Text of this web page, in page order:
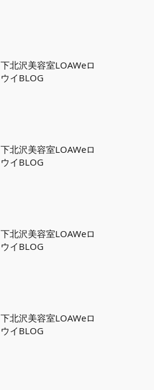
下北沢美容室LOAWeロ
ウイBLOG
下北沢美容室LOAWeロ
ウイBLOG
下北沢美容室LOAWeロ
ウイBLOG
下北沢美容室LOAWeロ
ウイBLOG